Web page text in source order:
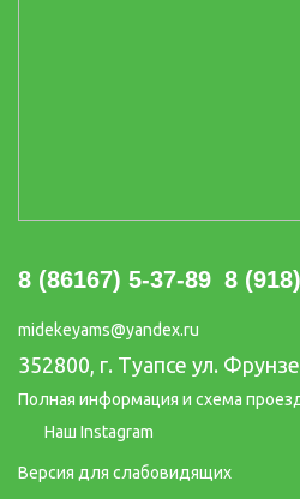
8 (86167) 5-37-89 8
midekeyams@yandex.ru
352800, г. Туапсе ул.
Полная информация и схема
Наш Instagram
Версия для слабовидящих